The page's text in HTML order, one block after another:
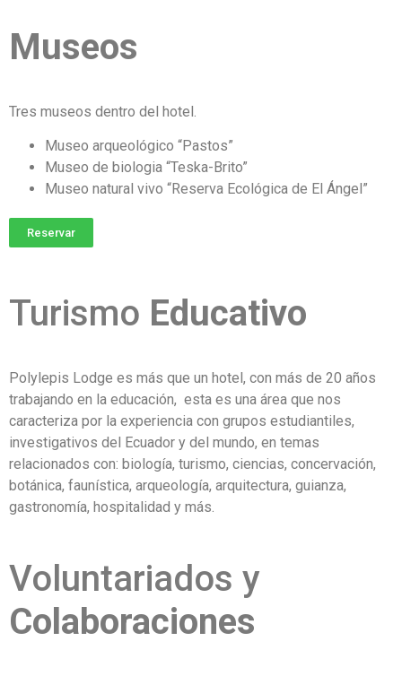
Museos
Tres museos dentro del hotel.
Museo arqueológico “Pastos”
Museo de biologia “Teska-Brito”
Museo natural vivo “Reserva Ecológica de El Ángel”
Reservar
Turismo Educativo
Polylepis Lodge es más que un hotel, con más de 20 años
trabajando en la educación, esta es una área que nos
caracteriza por la experiencia con grupos estudiantiles,
investigativos del Ecuador y del mundo, en temas
relacionados con: biología, turismo, ciencias, concervación,
botánica, faunística, arqueología, arquitectura, guianza,
gastronomía, hospitalidad y más.
Voluntariados y
Colaboraciones